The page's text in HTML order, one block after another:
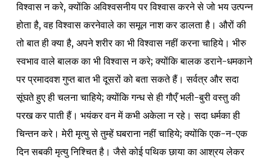
विश्वास न करे, क्योंकि अविश्वसनीय पर विश्वास करने से जो भय उत्पन्न
होता है, वह विश्वास करनेवाले का समूल नाश कर डालता है। औरों की
तो बात ही क्या है, अपने शरीर का भी विश्वास नहीं करना चाहिये। भीरु
स्वभाव वाले बालक का भी विश्वास न करे; क्योंकि बालक डराने-धमकाने
पर प्रमादवश गुप्त बात भी दूसरों को बता सकते हैं। सर्वत्र और सदा
सूंघते हुए ही चलना चाहिये; क्योंकि गन्ध से ही गौएँ भली-बुरी वस्तु की
परख कर पाती हैं। भयंकर वन में कभी अकेला न रहे। सदा धर्मका ही
चिन्तन करे। मेरी मृत्यु से तुम्हें घबराना नहीं चाहिये; क्योंकि एक-न-एक
दिन सबकी मृत्यु निश्चित है। जैसे कोई पथिक छाया का आश्रय लेकर